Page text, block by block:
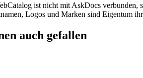
ist nicht mit AskDocs
Logos und Marken sind Eigentum
auch gefallen